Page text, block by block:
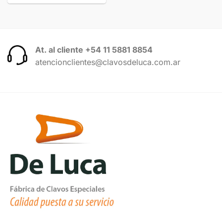
At. al cliente +54 11 5881 8854
atencionclientes@clavosdeluca.com.ar